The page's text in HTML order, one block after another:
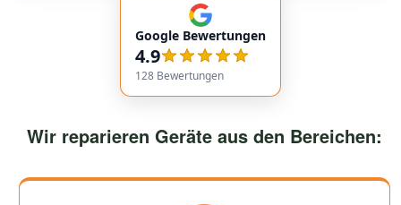
communication. Responses came very quickly, and the
service overall was extremely friendly and reliable.
Highly recommended!
Google Bewertungen
4.9
128 Bewertungen
Wir reparieren Geräte aus den Bereichen: